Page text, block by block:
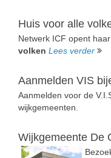
Huis voor alle
Netwerk ICF opent
volken Lees verder
Aanmelden VIS
Aanmelden voor de
wijkgemeenten.
Wijkgemeente De